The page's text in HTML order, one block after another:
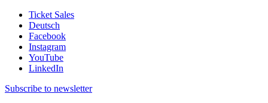
Ticket Sales
Deutsch
Facebook
Instagram
YouTube
LinkedIn
Subscribe to newsletter